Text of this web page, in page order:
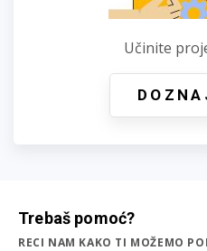
Učinite
Trebaš pomoć?
RECI NAM KAKO TI MOŽEMO